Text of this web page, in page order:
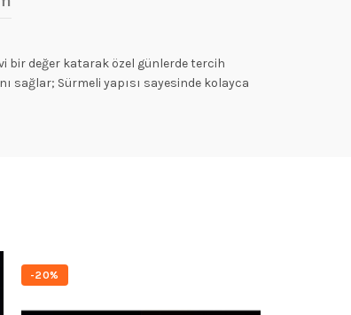
bir değer katarak özel günlerde tercih
sağlar; Sürmeli yapısı sayesinde kolayca
-20%